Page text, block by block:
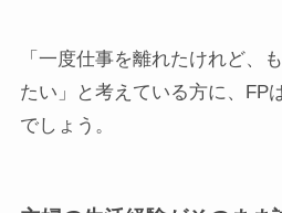
「一度仕事を離れたけれど、
たい」と考えている方に、FP
でしょう。